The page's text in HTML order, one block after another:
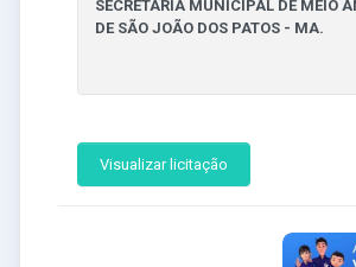
Visualizar licitação